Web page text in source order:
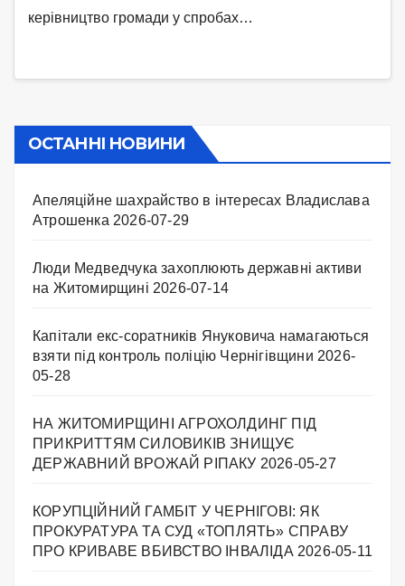
керівництво громади у спробах…
ОСТАННІ НОВИНИ
Апеляційне шахрайство в інтересах Владислава
Атрошенка 2026-07-29
Люди Медведчука захоплюють державні активи
на Житомирщині 2026-07-14
Капітали екс-соратників Януковича намагаються
взяти під контроль поліцію Чернігівщини 2026-
05-28
НА ЖИТОМИРЩИНІ АГРОХОЛДИНГ ПІД
ПРИКРИТТЯМ СИЛОВИКІВ ЗНИЩУЄ
ДЕРЖАВНИЙ ВРОЖАЙ РІПАКУ ​ 2026-05-27
КОРУПЦІЙНИЙ ГАМБІТ У ЧЕРНІГОВІ: ЯК
ПРОКУРАТУРА ТА СУД «ТОПЛЯТЬ» СПРАВУ
ПРО КРИВАВЕ ВБИВСТВО ІНВАЛІДА 2026-05-11